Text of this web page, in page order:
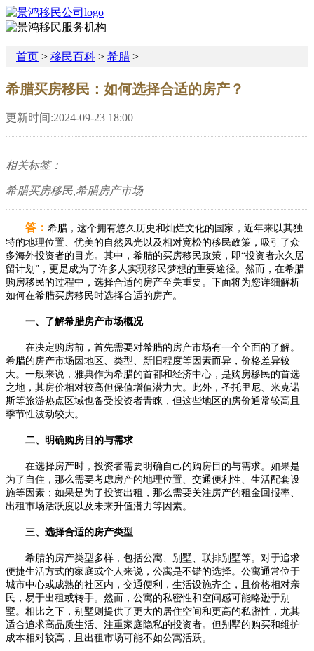
首页 > 移民百科 > 希腊 >
希腊买房移民：如何选择合适的房产？
更新时间:2024-09-23 18:00
相关标签：
希腊买房移民,希腊房产市场
答： 希腊，这个拥有悠久历史和灿烂文化的国家，近年来以其独
特的地理位置、优美的自然风光以及相对宽松的移民政策，吸引了众
多海外投资者的目光。其中，希腊的买房移民政策，即“投资者永久居
留计划”，更是成为了许多人实现移民梦想的重要途径。然而，在希腊
购房移民的过程中，选择合适的房产至关重要。下面将为您详细解析
如何在希腊买房移民时选择合适的房产。
一、了解希腊房产市场概况
在决定购房前，首先需要对希腊的房产市场有一个全面的了解。
希腊的房产市场因地区、类型、新旧程度等因素而异，价格差异较
大。一般来说，雅典作为希腊的首都和经济中心，是购房移民的首选
之地，其房价相对较高但保值增值潜力大。此外，圣托里尼、米克诺
斯等旅游热点区域也备受投资者青睐，但这些地区的房价通常较高且
季节性波动较大。
二、明确购房目的与需求
在选择房产时，投资者需要明确自己的购房目的与需求。如果是
为了自住，那么需要考虑房产的地理位置、交通便利性、生活配套设
施等因素；如果是为了投资出租，那么需要关注房产的租金回报率、
出租市场活跃度以及未来升值潜力等因素。
三、选择合适的房产类型
希腊的房产类型多样，包括公寓、别墅、联排别墅等。对于追求
便捷生活方式的家庭或个人来说，公寓是不错的选择。公寓通常位于
城市中心或成熟的社区内，交通便利，生活设施齐全，且价格相对亲
民，易于出租或转手。然而，公寓的私密性和空间感可能略逊于别
墅。相比之下，别墅则提供了更大的居住空间和更高的私密性，尤其
适合追求高品质生活、注重家庭隐私的投资者。但别墅的购买和维护
成本相对较高，且出租市场可能不如公寓活跃。